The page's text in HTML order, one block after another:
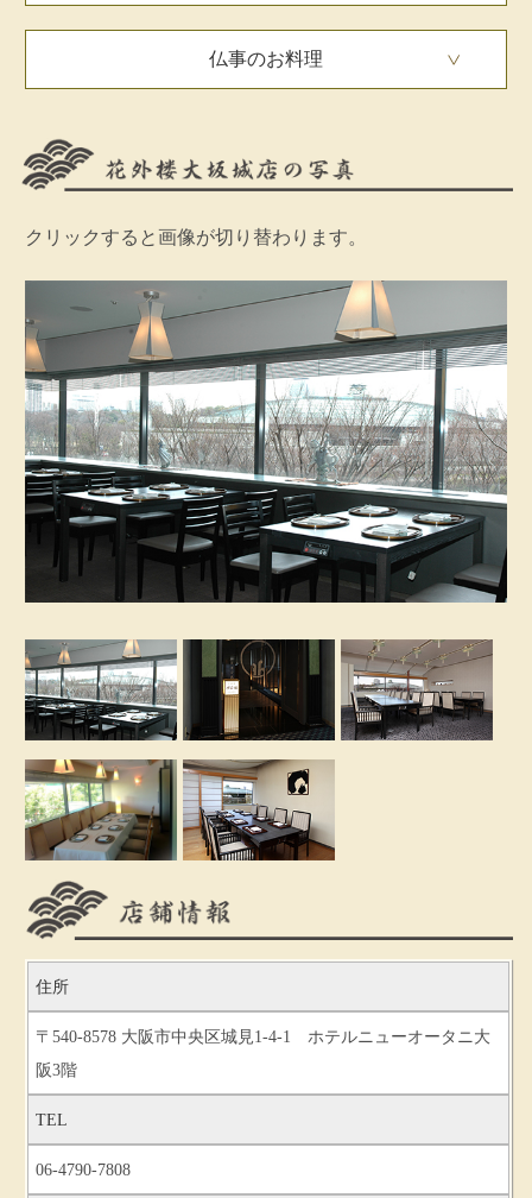
仏事のお料理
クリックすると画像が切り替わります。
住所
〒540-8578 大阪市中央区城見1-4-1 ホテルニューオータニ大
阪3階
TEL
06-4790-7808